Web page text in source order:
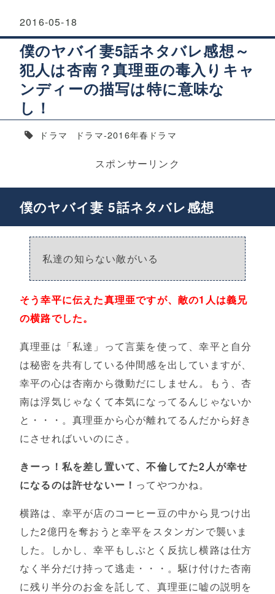
2016-05-18
僕のヤバイ妻5話ネタバレ感想～
犯人は杏南？真理亜の毒入りキャ
ンディーの描写は特に意味な
し！
ドラマ ドラマ-2016年春ドラマ
スポンサーリンク
僕のヤバイ妻 5話ネタバレ感想
私達の知らない敵がいる
そう幸平に伝えた真理亜ですが、敵の1人は義兄
の横路でした。
真理亜は「私達」って言葉を使って、幸平と自分
は秘密を共有している仲間感を出していますが、
幸平の心は杏南から微動だにしません。もう、杏
南は浮気じゃなくて本気になってるんじゃないか
と・・・。真理亜から心が離れてるんだから好き
にさせればいいのにさ。
きーっ！私を差し置いて、不倫してた2人が幸せ
になるのは許せないー！ ってやつかね。
横路は、幸平が店のコーヒー豆の中から見つけ出
した2億円を奪おうと幸平をスタンガンで襲いま
した。しかし、幸平もしぶとく反抗し横路は仕方
なく半分だけ持って逃走・・・。駆け付けた杏南
に残り半分のお金を託して、真理亜に嘘の説明を